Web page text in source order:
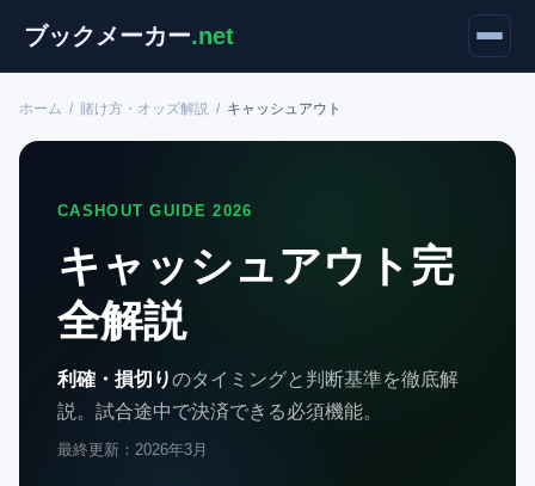
ブックメーカー.net
ホーム / 賭け方・オッズ解説 / キャッシュアウト
CASHOUT GUIDE 2026
キャッシュアウト完
全解説
利確・損切りのタイミングと判断基準を徹底解
説。試合途中で決済できる必須機能。
最終更新：2026年3月